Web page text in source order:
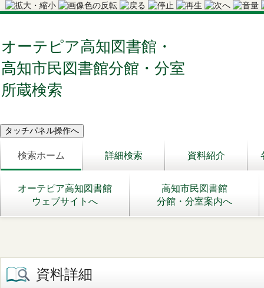
オーテピア高知図書館・
高知市民図書館分館・分室
所蔵検索
検索ホーム 詳細検索 資料紹介
オーテピア高知図書館
ウェブサイトへ
高知市民図書館
分館・分室案内へ
資料詳細